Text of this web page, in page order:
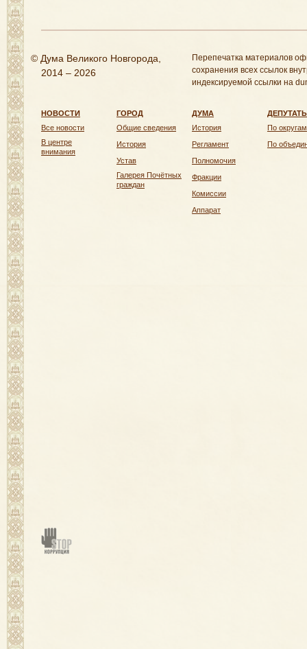
© Дума Великого Новгорода,
2014 – 2026
Перепечатка материалов
сохранения всех ссылок
индексируемой ссылки на
НОВОСТИ
Все новости
В центре
внимания
ГОРОД
Общие сведения
История
Устав
Галерея Почётных
граждан
ДУМА
История
Регламент
Полномочия
Фракции
Комиссии
Аппарат
По округам
По